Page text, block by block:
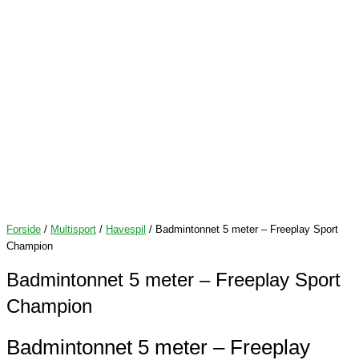
Forside / Multisport / Havespil / Badmintonnet 5 meter – Freeplay Sport
Champion
Badmintonnet 5 meter – Freeplay Sport
Champion
Badmintonnet 5 meter – Freeplay